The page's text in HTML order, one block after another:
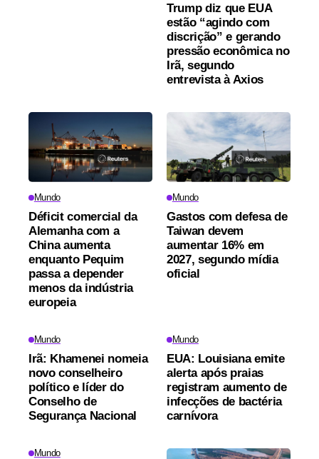
Trump diz que EUA
estão “agindo com
discrição” e gerando
pressão econômica no
Irã, segundo
entrevista à Axios
Mundo
Déficit comercial da
Alemanha com a
China aumenta
enquanto Pequim
passa a depender
menos da indústria
europeia
Mundo
Gastos com defesa de
Taiwan devem
aumentar 16% em
2027, segundo mídia
oficial
Mundo
Irã: Khamenei nomeia
novo conselheiro
político e líder do
Conselho de
Segurança Nacional
Mundo
EUA: Louisiana emite
alerta após praias
registram aumento de
infecções de bactéria
carnívora
Mundo